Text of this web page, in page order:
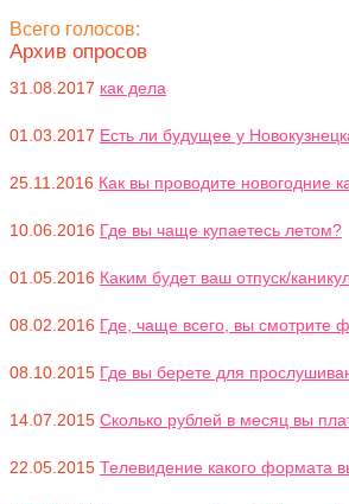
Всего голосов:
Архив опросов
31.08.2017 как дела
01.03.2017 Есть ли будущее у
25.11.2016 Как вы проводите новогодние
10.06.2016 Где вы чаще купаетесь летом?
01.05.2016 Каким будет ваш отпуск/
08.02.2016 Где, чаще всего, вы смотрите
08.10.2015 Где вы берете для
14.07.2015 Сколько рублей в месяц вы
22.05.2015 Телевидение какого формата